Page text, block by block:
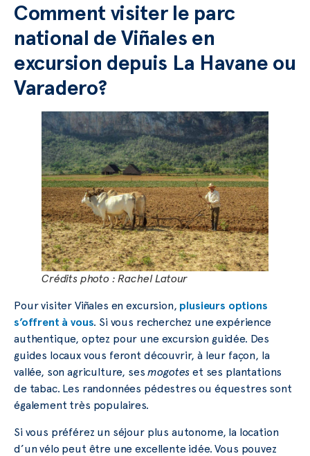
Comment visiter le parc
national de Viñales en
excursion depuis La Havane ou
Varadero?
Crédits photo : Rachel Latour
Pour visiter Viñales en excursion, plusieurs options
s’offrent à vous. Si vous recherchez une expérience
authentique, optez pour une excursion guidée. Des
guides locaux vous feront découvrir, à leur façon, la
vallée, son agriculture, sesmogoteset ses plantations
de tabac. Les randonnées pédestres ou équestres sont
également très populaires.
Si vous préférez un séjour plus autonome, la location
d’un vélo peut être une excellente idée. Vous pouvez